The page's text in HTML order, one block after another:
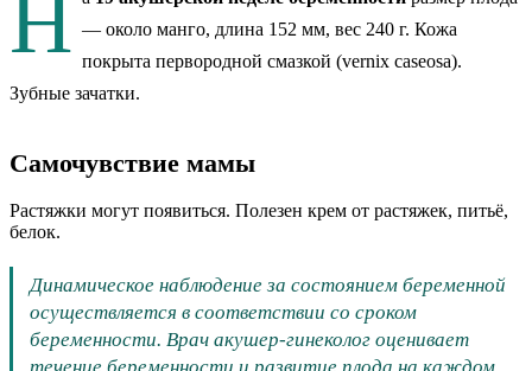
Н — около манго, длина 152 мм, вес 240 г. Кожа
покрыта первородной смазкой (vernix caseosa).
Зубные зачатки.
Самочувствие мамы
Растяжки могут появиться. Полезен крем от растяжек, питьё,
белок.
Динамическое наблюдение за состоянием беременной
осуществляется в соответствии со сроком
беременности. Врач акушер-гинеколог оценивает